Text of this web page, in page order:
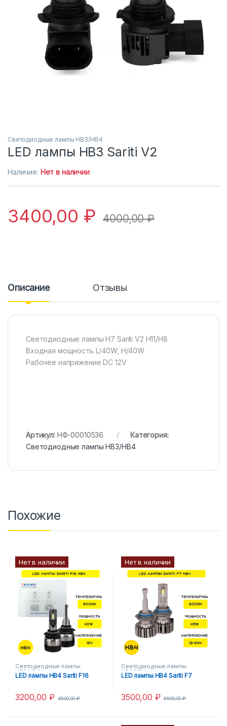
Светодиодные лампы HB3/HB4
LED лампы HB3 Sariti V2
Наличие: Нет в наличии
3400,00 ₽ 4000,00₽
Описание Отзывы
Светодиодные лампы H7 Sariti V2 H11/H8
Входная мощность L/40W, H/40W
Рабочее напряжение DC 12V
Артикул: НФ-00010536
Категория:
Светодиодные лампы HB3/HB4
Похожие
Нет в наличии
Светодиодные лампы
HB3/HB4
LED лампы HB4 Sariti F16
3200,00 ₽ 4500,00₽
Нет в наличии
Светодиодные лампы
HB3/HB4
LED лампы HB4 Sariti F7
3500,00 ₽ 6500,00₽